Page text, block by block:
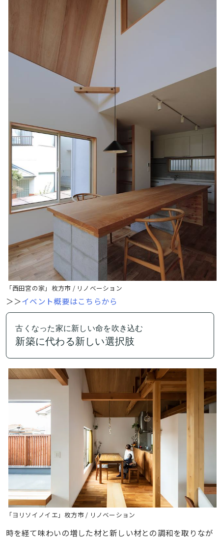
「西田宮の家」枚方市 / リノベーション
＞＞イベント概要はこちらから
古くなった家に新しい命を吹き込む
新築に代わる新しい選択肢
「ヨリソイノイエ」枚方市 / リノベーション
時を経て味わいの増した材と新しい材との調和を取りなが